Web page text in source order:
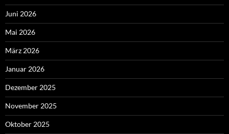
Juni 2026
Mai 2026
März 2026
Januar 2026
Dezember 2025
November 2025
Oktober 2025